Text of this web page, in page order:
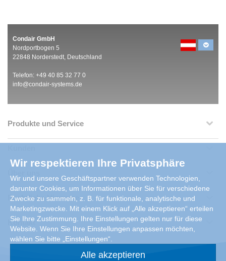
Condair GmbH
Nordportbogen 5
22848 Norderstedt, Deutschland
Telefon: +49 40 85 32 77 0
info@condair-systems.de
Produkte und Service
Rechtliche Hinweise
Kontakt
Wir respektieren Ihre Privatsphäre
Wir und unsere Geschäftspartner verwenden Technologien,
darunter Cookies, um Informationen über Sie für verschiedene
Zwecke zu sammeln, z. B. für funktionale, analytische und
Marketingzwecke. Mit einem Klick auf „Alle akzeptieren“ erteilen
Sie Ihre Zustimmung. Ihre Einstellungen gelten nur für diese
Website. Wenn Sie Ihre Einstellungen anpassen möchten,
wählen Sie bitte „Einstellungen“.
Alle akzeptieren